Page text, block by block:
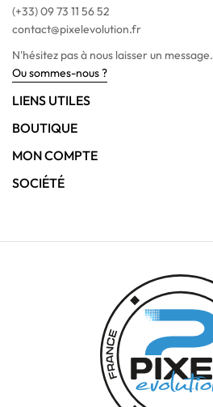
(+33) 09 73 11 56 52
contact@pixelevolution.fr
N'hésitez pas à nous laisser un message.
Ou sommes-nous ?
LIENS UTILES
BOUTIQUE
MON COMPTE
SOCIÉTÉ